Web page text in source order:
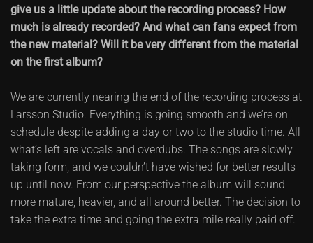
give us a little update about the recording process? How
much is already recorded? And what can fans expect from
the new material? Will it be very different from the material
on the first album?
We are currently nearing the end of the recording process at
Larsson Studio. Everything is going smooth and we’re on
schedule despite adding a day or two to the studio time. All
what’s left are vocals and overdubs. The songs are slowly
taking form, and we couldn’t have wished for better results
up until now. From our perspective the album will sound
more mature, heavier, and all around better. The decision to
take the extra time and going the extra mile really paid off.